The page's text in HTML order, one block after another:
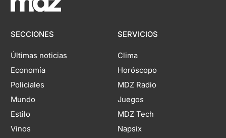
SECCIONES
Últimas noticias
Economía
Policiales
Mundo
Estilo
Vinos
SERVICIOS
Clima
Horóscopo
MDZ Radio
Juegos
MDZ Tech
Napsix